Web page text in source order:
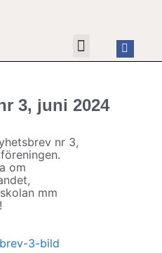
3, juni 2024
nr 3,
om
mm